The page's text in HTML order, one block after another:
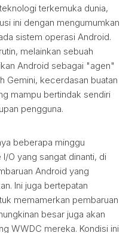
terkemuka dunia,
ini dengan mengumumkan
sistem operasi Android.
melainkan sebuah
Android sebagai "agen"
Gemini, kecerdasan buatan
mampu bertindak sendiri
pengguna.
beberapa minggu
O yang sangat dinanti, di
Android yang
Ini juga bertepatan
memamerkan pembaruan
besar juga akan
WWDC mereka. Kondisi ini